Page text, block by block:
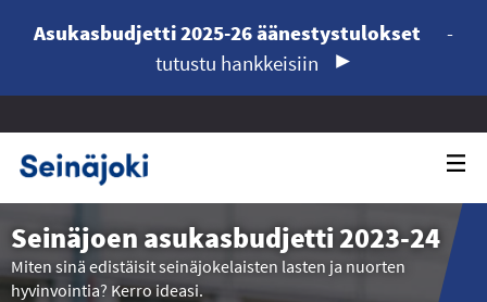
Asukasbudjetti 2025-26 äänestystulokset
-
tutustu hankkeisiin
Seinäjoen asukasbudjetti 2023-24
Miten sinä edistäisit seinäjokelaisten lasten ja nuorten
hyvinvointia? Kerro ideasi.